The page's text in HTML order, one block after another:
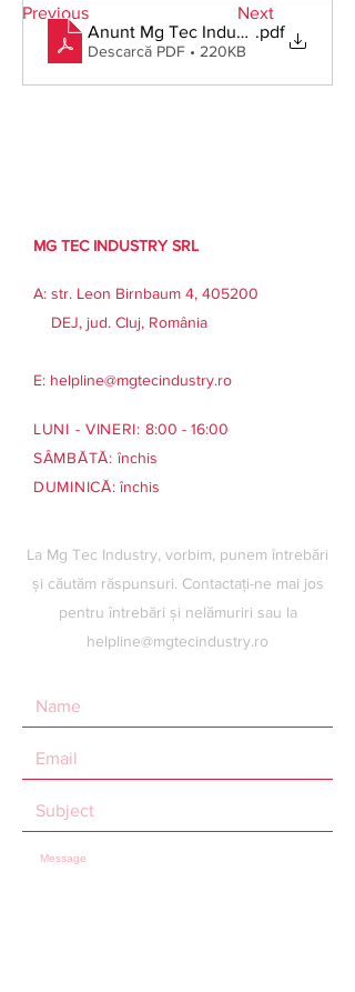
Previous
Next
Anunt Mg Tec Industry.pdf
Descarcă PDF • 220KB
MG TEC INDUSTRY SRL
A: str. Leon Birnbaum 4, 405200
DEJ, jud. Cluj, România
E: helpline@mgtecindustry.ro
LUNI - VINERI: 8:00 - 16:00
SÂMBĂTĂ: închis
DUMINICĂ: închis
La Mg Tec Industry, vorbim, punem întrebări
și căutăm răspunsuri. Contactați-ne mai jos
pentru întrebări și nelămuriri sau la
helpline@mgtecindustry.ro